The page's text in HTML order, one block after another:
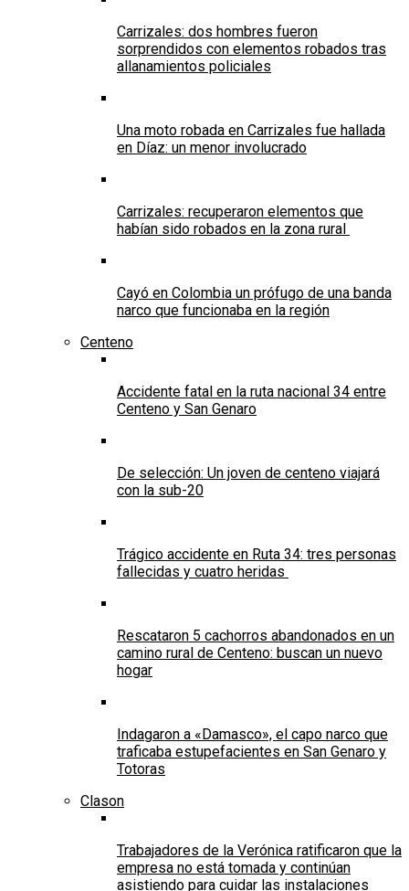
Carrizales: dos hombres fueron
sorprendidos con elementos robados tras
allanamientos policiales
Una moto robada en Carrizales fue hallada
en Díaz: un menor involucrado
Carrizales: recuperaron elementos que
habían sido robados en la zona rural
Cayó en Colombia un prófugo de una banda
narco que funcionaba en la región
Centeno
Accidente fatal en la ruta nacional 34 entre
Centeno y San Genaro
De selección: Un joven de centeno viajará
con la sub-20
Trágico accidente en Ruta 34: tres personas
fallecidas y cuatro heridas
Rescataron 5 cachorros abandonados en un
camino rural de Centeno: buscan un nuevo
hogar
Indagaron a «Damasco», el capo narco que
traficaba estupefacientes en San Genaro y
Totoras
Clason
Trabajadores de la Verónica ratificaron que la
empresa no está tomada y continúan
asistiendo para cuidar las instalaciones